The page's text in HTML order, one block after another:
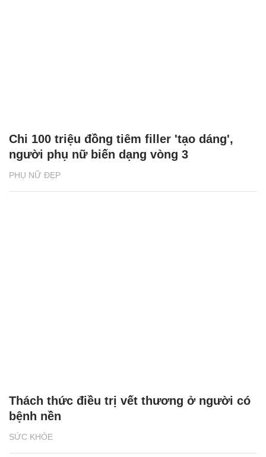
PHỤ NỮ ĐẸP
Chi 100 triệu đồng tiêm filler 'tạo dáng',
người phụ nữ biến dạng vòng 3
SỨC KHỎE
Thách thức điều trị vết thương ở người có
bệnh nền